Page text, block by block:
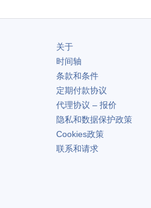
关于
时间轴
条款和条件
定期付款协议
代理协议 – 报价
隐私和数据保护政策
Cookies政策
联系和请求